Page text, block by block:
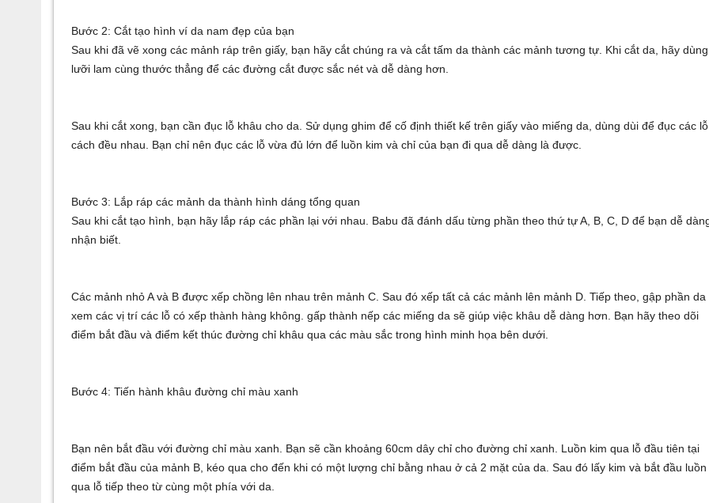
Bước 2: Cắt tạo hình ví da nam đẹp của bạn
Sau khi đã vẽ xong các mảnh ráp trên giấy, bạn hãy cắt chúng ra và cắt tấm da thành các mảnh tương tự. Khi cắt da, hãy dùng
lưỡi lam cùng thước thẳng để các đường cắt được sắc nét và dễ dàng hơn.
Sau khi cắt xong, bạn cần đục lỗ khâu cho da. Sử dụng ghim để cố định thiết kế trên giấy vào miếng da, dùng dùi để đục các lỗ
cách đều nhau. Bạn chỉ nên đục các lỗ vừa đủ lớn để luồn kim và chỉ của bạn đi qua dễ dàng là được.
Bước 3: Lắp ráp các mảnh da thành hình dáng tổng quan
Sau khi cắt tạo hình, bạn hãy lắp ráp các phần lại với nhau. Babu đã đánh dấu từng phần theo thứ tự A, B, C, D để bạn dễ
nhận biết.
Các mảnh nhỏ A và B được xếp chồng lên nhau trên mảnh C. Sau đó xếp tất cả các mảnh lên mảnh D. Tiếp theo, gập phần da
xem các vị trí các lỗ có xếp thành hàng không. gấp thành nếp các miếng da sẽ giúp việc khâu dễ dàng hơn. Bạn hãy theo dõi
điểm bắt đầu và điểm kết thúc đường chỉ khâu qua các màu sắc trong hình minh họa bên dưới.
Bước 4: Tiến hành khâu đường chỉ màu xanh
Bạn nên bắt đầu với đường chỉ màu xanh. Bạn sẽ cần khoảng 60cm dây chỉ cho đường chỉ xanh. Luồn kim qua lỗ đầu tiên tại
điểm bắt đầu của mảnh B, kéo qua cho đến khi có một lượng chỉ bằng nhau ở cả 2 mặt của da. Sau đó lấy kim và bắt đầu luồn
qua lỗ tiếp theo từ cùng một phía với da.